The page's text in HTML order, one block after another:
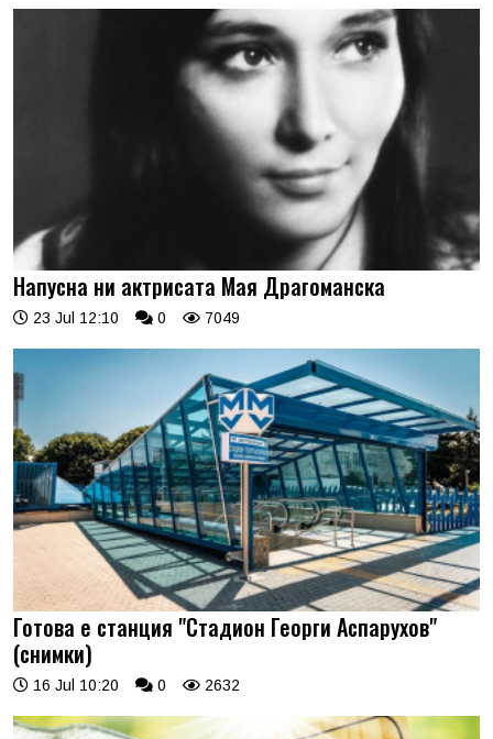
Напусна ни актрисата Мая Драгоманска
23 Jul 12:10 0 7049
Готова е станция "Стадион Георги Аспарухов"
(снимки)
16 Jul 10:20 0 2632